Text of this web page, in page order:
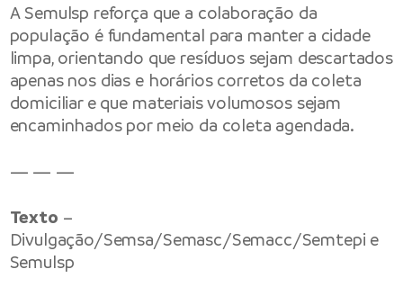
A Semulsp reforça que a colaboração da
população é fundamental para manter a cidade
limpa, orientando que resíduos sejam descartados
apenas nos dias e horários corretos da coleta
domiciliar e que materiais volumosos sejam
encaminhados por meio da coleta agendada.
— — —
Texto –
Divulgação/Semsa/Semasc/Semacc/Semtepi e
Semulsp